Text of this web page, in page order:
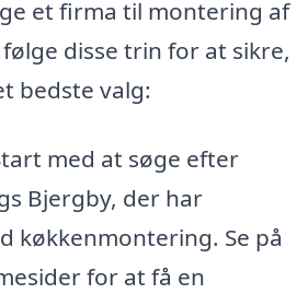
et firma til montering af
disse trin for at sikre,
bedste valg:
med at søge efter
Bjergby, der har
køkkenmontering. Se på
for at få en